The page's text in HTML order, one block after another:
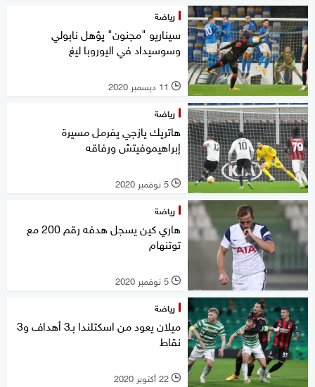
رياضة
سيناريو "مجنون" يؤهل نابولي
وسوسيداد في اليوروبا ليغ
l 11 ديسمبر 2020
رياضة
هاتريك يازجي يفرمل مسيرة
إبراهيموفيتش ورفاقه
l 5 نوفمبر 2020
رياضة
هاري كين يسجل هدفه رقم 200 مع
توتنهام
l 5 نوفمبر 2020
رياضة
ميلان يعود من اسكتلندا بـ3 أهداف و3
نقاط
l 22 أكتوبر 2020